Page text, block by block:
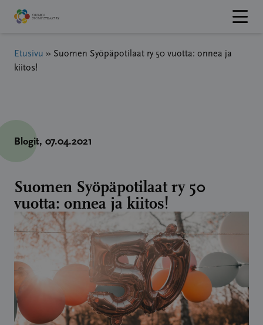
Hyppää
sisältöön
Etusivu » Suomen Syöpäpotilaat ry 50 vuotta: onnea ja
kiitos!
Blogit, 07.04.2021
Suomen Syöpäpotilaat ry 50
vuotta: onnea ja kiitos!